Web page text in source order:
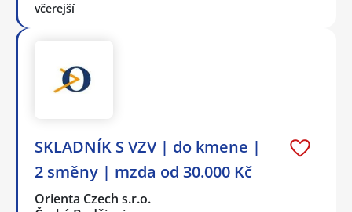
včerejší
SKLADNÍK S VZV | do kmene |
2 směny | mzda od 30.000 Kč
Orienta Czech s.r.o.